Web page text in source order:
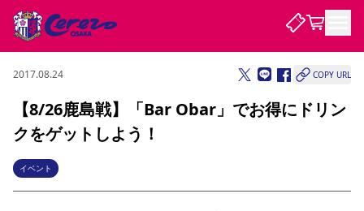
試合・チーム
試合について
試合日程 / 結果
チームについて
観戦する
チケット
クラブを知る
2017.08.24 COPY URL
【8/26鹿島戦】「Bar Obar」でお得にドリン
クをゲットしよう！
イベント